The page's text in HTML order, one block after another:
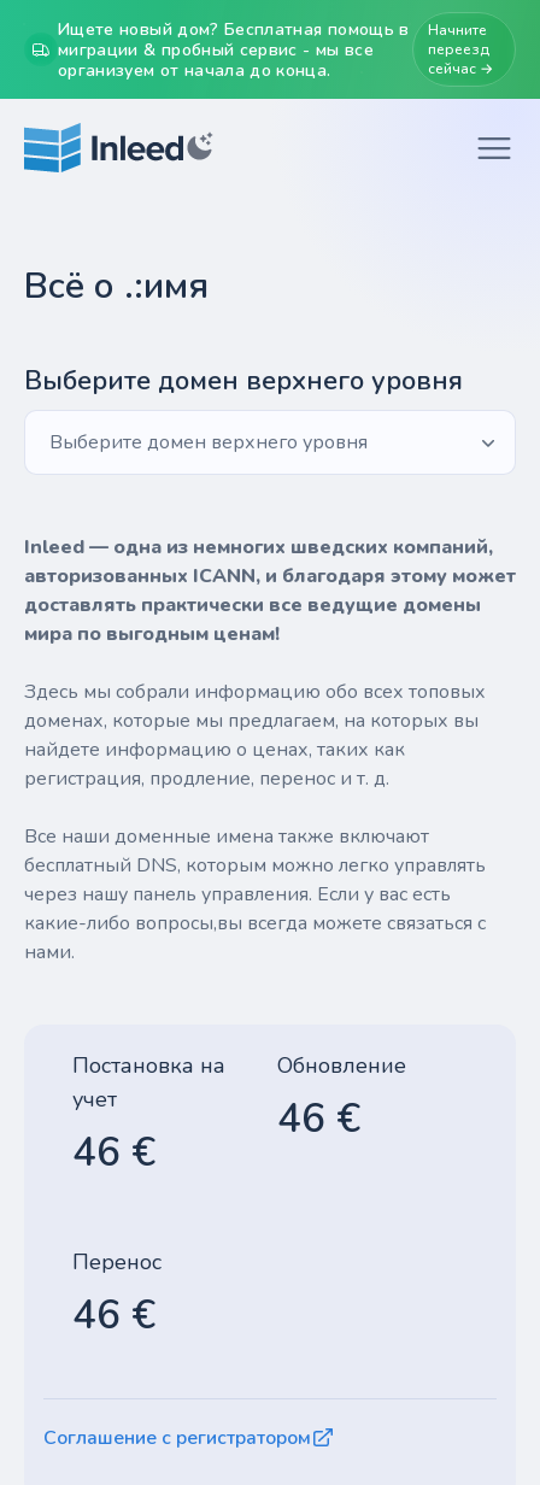
Ищете новый дом? Бесплатная помощь в
миграции & пробный сервис - мы все
организуем от начала до конца.
Начните
переезд
сейчас →
Всё о .:имя
Выберите домен верхнего уровня
Выберите домен верхнего уровня
Inleed — одна из немногих шведских компаний,
авторизованных ICANN, и благодаря этому может
доставлять практически все ведущие домены
мира по выгодным ценам!
Здесь мы собрали информацию обо всех топовых
доменах, которые мы предлагаем, на которых вы
найдете информацию о ценах, таких как
регистрация, продление, перенос и т. д.
Все наши доменные имена также включают
бесплатный DNS, которым можно легко управлять
через нашу панель управления. Если у вас есть
какие-либо вопросы,вы всегда можете связаться с
нами.
Постановка на
учет
46 €
Обновление
46 €
Перенос
46 €
Соглашение с регистратором